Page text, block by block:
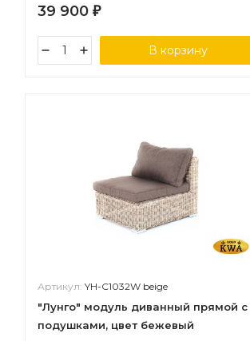
39 900 ₽
В корзину
Артикул: YH-C1032W beige
"Лунго" модуль диванный прямой с
подушками, цвет бежевый